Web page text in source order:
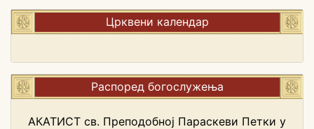
Црквени календар
Распоред богослужења
АКАТИСТ св. Преподобној Параскеви Петки у